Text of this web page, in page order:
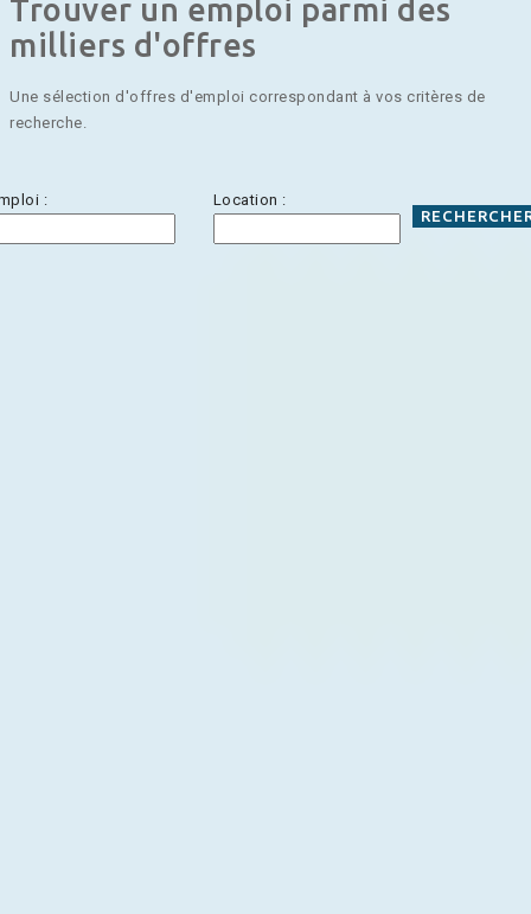
Trouver un emploi parmi des
milliers d'offres
Une sélection d'offres d'emploi correspondant à vos critères de
recherche.
:
Location :